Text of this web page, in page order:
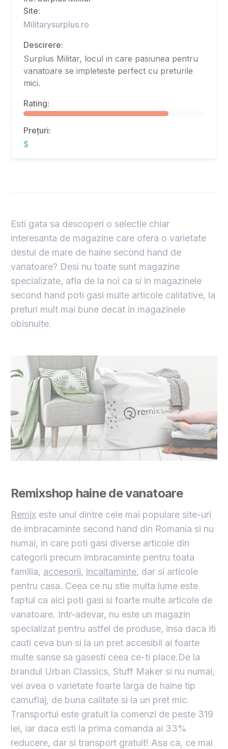
Site:
Militarysurplus.ro
Descirere:
Surplus Militar, locul in care pasiunea pentru
vanatoare se impleteste perfect cu preturile
mici.
Rating:
Prețuri:
$
Esti gata sa descoperi o selectie chiar
interesanta de magazine care ofera o varietate
destul de mare de haine second hand de
vanatoare? Desi nu toate sunt magazine
specializate, afla de la noi ca si in magazinele
second hand poti gasi multe articole calitative, la
preturi mult mai bune decat in magazinele
obisnuite.
Remixshop haine de vanatoare
Remix este unul dintre cele mai populare site-uri
de imbracaminte second hand din Romania si nu
numai, in care poti gasi diverse articole din
categorii precum imbracaminte pentru toata
familia, accesorii, incaltaminte, dar si articole
pentru casa. Ceea ce nu stie multa lume este
faptul ca aici poti gasi si foarte multe articole de
vanatoare. Intr-adevar, nu este un magazin
specializat pentru astfel de produse, insa daca iti
cauti ceva bun si la un pret accesibil ai foarte
multe sanse sa gasesti ceea ce-ti place.De la
brandul Urban Classics, Stuff Maker si nu numai,
vei avea o varietate foarte larga de haine tip
camuflaj, de buna calitate si la un pret mic.
Transportul este gratuit la comenzi de peste 319
lei, iar daca esti la prima comanda ai 33%
reducere, dar si transport gratuit! Asa ca, ce mai